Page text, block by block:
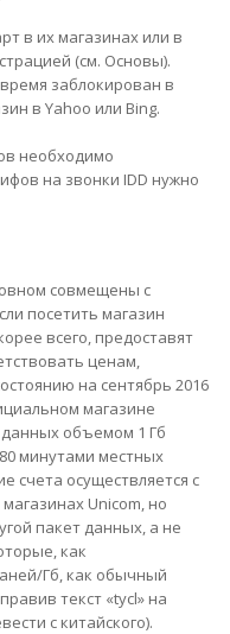
в их магазинах или в
(см. Основы).
заблокирован в
в Yahoo или Bing.
необходимо
на звонки IDD нужно
совмещены с
посетить магазин
всего, предоставят
ценам,
на сентябрь 2016
магазине
данных объемом 1 Гб
минутами местных
счета осуществляется с
Unicom, но
пакет данных, а не
как
Гб, как обычный
текст «tycl» на
с китайского).